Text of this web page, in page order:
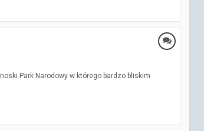
Park Narodowy w którego bardzo bliskim